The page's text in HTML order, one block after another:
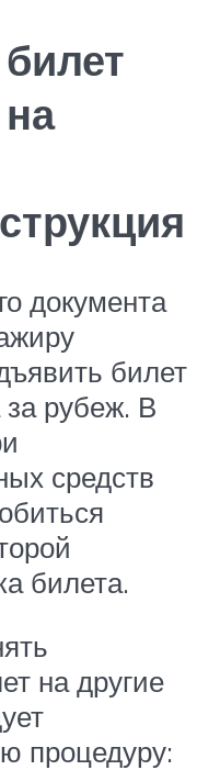
документа
билет
рубеж. В
средств
билета.
на другие
процедуру: